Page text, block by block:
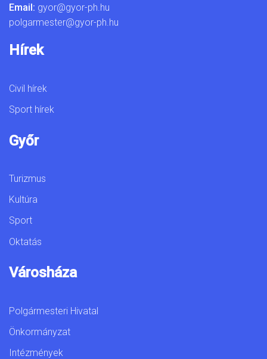
Email: gyor@gyor-ph.hu
polgarmester@gyor-ph.hu
Hírek
Civil hírek
Sport hírek
Győr
Turizmus
Kultúra
Sport
Oktatás
Városháza
Polgármesteri Hivatal
Önkormányzat
Intézmények